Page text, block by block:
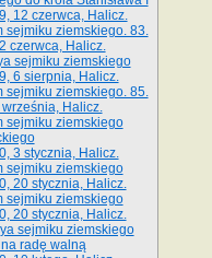
12 czerwca, Halicz.
sejmiku ziemskiego. 83.
czerwca, Halicz.
sejmiku ziemskiego
6 sierpnia, Halicz.
sejmiku ziemskiego. 85.
Halicz.
sejmiku ziemskiego
3 stycznia, Halicz.
sejmiku ziemskiego
20 stycznia, Halicz.
sejmiku ziemskiego
20 stycznia, Halicz.
sejmiku ziemskiego
na radę walną